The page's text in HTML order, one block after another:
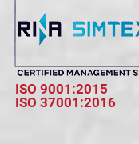
ISO 9001:2015
ISO 37001:2016